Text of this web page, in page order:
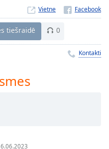
Vietne
tiešraidē 0
Kontakti